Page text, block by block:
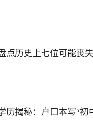
点历史上七位可能丧
历揭秘：户口本写“初